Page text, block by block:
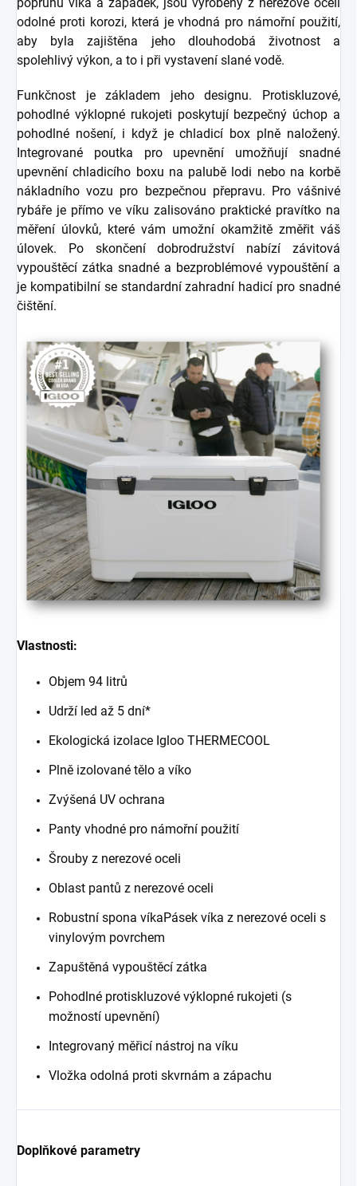
popruhu víka a západek, jsou vyrobeny z nerezové oceli
odolné proti korozi, která je vhodná pro námořní použití,
aby byla zajištěna jeho dlouhodobá životnost a
spolehlivý výkon, a to i při vystavení slané vodě.
Funkčnost je základem jeho designu. Protiskluzové,
pohodlné výklopné rukojeti poskytují bezpečný úchop a
pohodlné nošení, i když je chladicí box plně naložený.
Integrované poutka pro upevnění umožňují snadné
upevnění chladicího boxu na palubě lodi nebo na korbě
nákladního vozu pro bezpečnou přepravu. Pro vášnivé
rybáře je přímo ve víku zalisováno praktické pravítko na
měření úlovků, které vám umožní okamžitě změřit váš
úlovek. Po skončení dobrodružství nabízí závitová
vypouštěcí zátka snadné a bezproblémové vypouštění a
je kompatibilní se standardní zahradní hadicí pro snadné
čištění.
Vlastnosti:
Objem 94 litrů
Udrží led až 5 dní*
Ekologická izolace Igloo THERMECOOL
Plně izolované tělo a víko
Zvýšená UV ochrana
Panty vhodné pro námořní použití
Šrouby z nerezové oceli
Oblast pantů z nerezové oceli
Robustní spona víkaPásek víka z nerezové oceli s
vinylovým povrchem
Zapuštěná vypouštěcí zátka
Pohodlné protiskluzové výklopné rukojeti (s
možností upevnění)
Integrovaný měřicí nástroj na víku
Vložka odolná proti skvrnám a zápachu
Doplňkové parametry